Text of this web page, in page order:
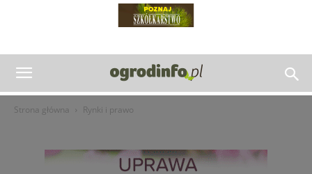
Strona główna Rynki i prawo